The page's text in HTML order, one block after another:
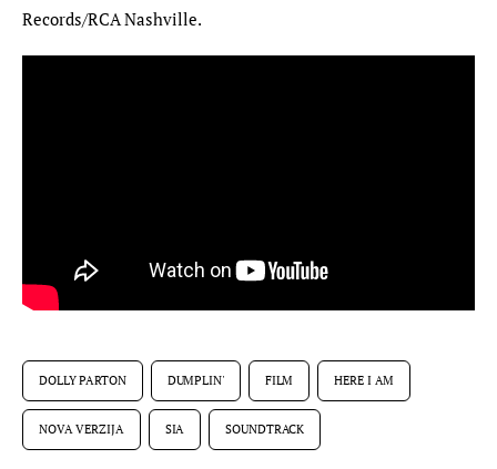
Records/RCA Nashville.
DOLLY PARTON DUMPLIN' FILM HERE I AM
NOVA VERZIJA SIA SOUNDTRACK